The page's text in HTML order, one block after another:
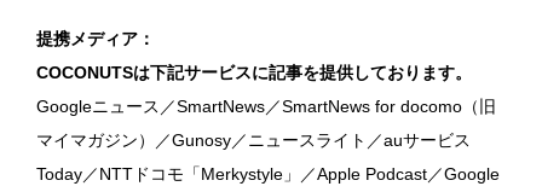
提携メディア：
COCONUTSは下記サービスに記事を提供しております。
Googleニュース／SmartNews／SmartNews for docomo（旧
マイマガジン）／Gunosy／ニュースライト／auサービス
Today／NTTドコモ「Merkystyle」／Apple Podcast／Google